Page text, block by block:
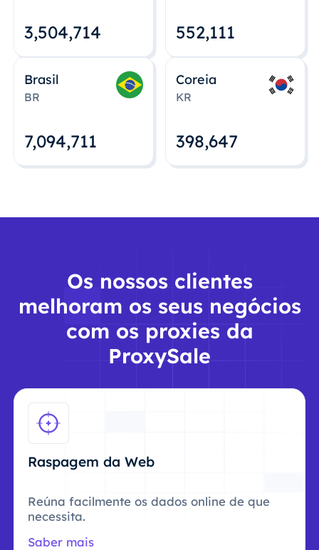
3,504,715 552,112
Brasil
BR
7,094,712
Coreia
KR
398,648
Os nossos clientes
melhoram os seus negócios
com os proxies da
ProxySale
Raspagem da Web
Reúna facilmente os dados online de que
necessita.
Saber mais